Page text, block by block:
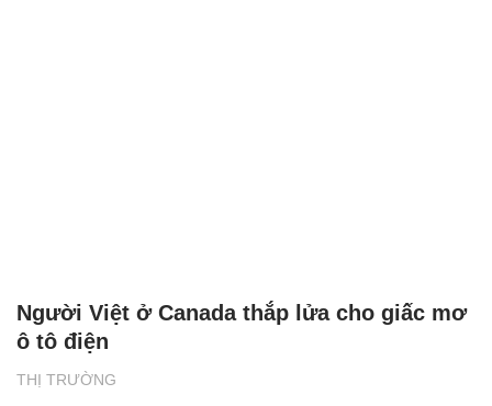
THỊ TRƯỜNG
Người Việt ở Canada thắp lửa cho giấc mơ
ô tô điện